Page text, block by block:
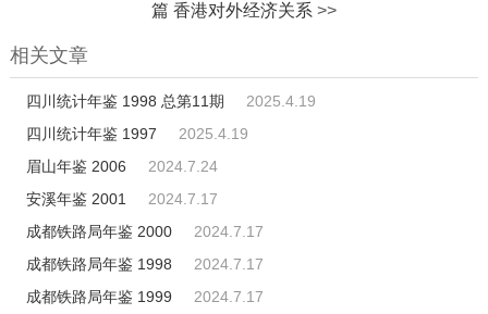
篇 香港对外经济关系 >>
相关文章
四川统计年鉴 1998 总第11期
2025.4.19
四川统计年鉴 1997
2025.4.19
眉山年鉴 2006
2024.7.24
安溪年鉴 2001
2024.7.17
成都铁路局年鉴 2000
2024.7.17
成都铁路局年鉴 1998
2024.7.17
成都铁路局年鉴 1999
2024.7.17